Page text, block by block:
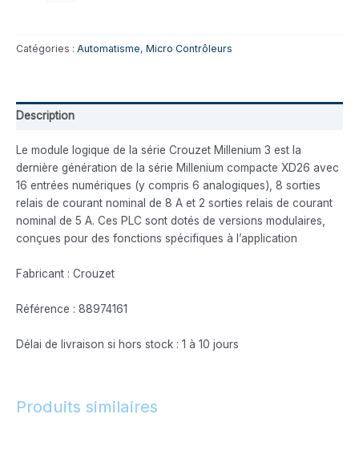
Catégories : Automatisme, Micro Contrôleurs
Description
Le module logique de la série Crouzet Millenium 3 est la
dernière génération de la série Millenium compacte XD26 avec
16 entrées numériques (y compris 6 analogiques), 8 sorties
relais de courant nominal de 8 A et 2 sorties relais de courant
nominal de 5 A. Ces PLC sont dotés de versions modulaires,
conçues pour des fonctions spécifiques à l’application
Fabricant : Crouzet
Référence : 88974161
Délai de livraison si hors stock : 1 à 10 jours
Produits similaires